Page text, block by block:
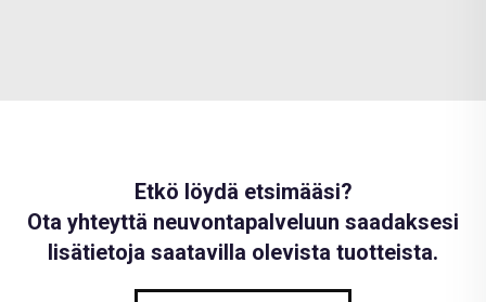
Etkö löydä etsimääsi?
Ota yhteyttä neuvontapalveluun saadaksesi
lisätietoja saatavilla olevista tuotteista.